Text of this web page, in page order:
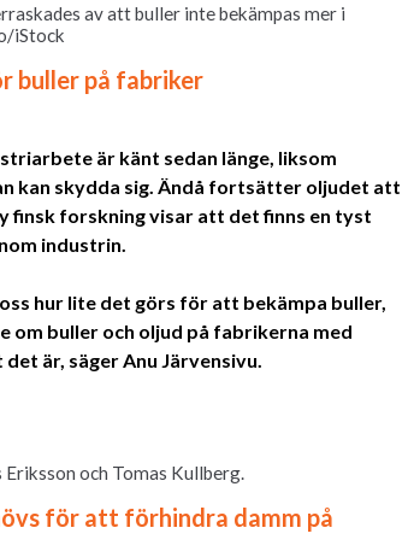
av att buller inte bekämpas mer i
iStock
buller på fabriker
är känt sedan länge, liksom
kan skydda sig. Ändå fortsätter oljudet att
finsk forskning visar att det finns en tyst
industrin.
hur lite det görs för att bekämpa buller,
om buller och oljud på fabrikerna med
är, säger Anu Järvensivu.
och Tomas Kullberg.
för att förhindra damm på